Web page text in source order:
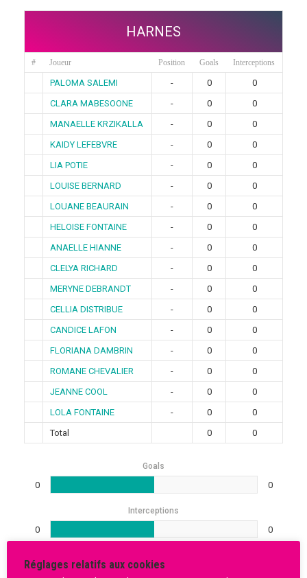
HARNES
# Joueur Position Goals Interceptions
PALOMA SALEMI - 0
0
CLARA MABESOONE
- 0
0
MANAELLE KRZIKALLA
- 0
0
KAIDY LEFEBVRE
- 0
0
LIA POTIE
- 0
0
LOUISE BERNARD
- 0
0
LOUANE BEAURAIN
- 0
0
HELOISE FONTAINE
- 0
0
ANAELLE HIANNE
- 0
0
CLELYA RICHARD
- 0
0
MERYNE DEBRANDT
- 0
0
CELLIA DISTRIBUE
- 0
0
CANDICE LAFON
- 0
0
FLORIANA DAMBRIN
- 0
0
ROMANE CHEVALIER
- 0
0
JEANNE COOL
- 0
0
LOLA FONTAINE
- 0
0
Total
0 0
Goals
0 0
Interceptions
0 0
Réglages relatifs aux cookies